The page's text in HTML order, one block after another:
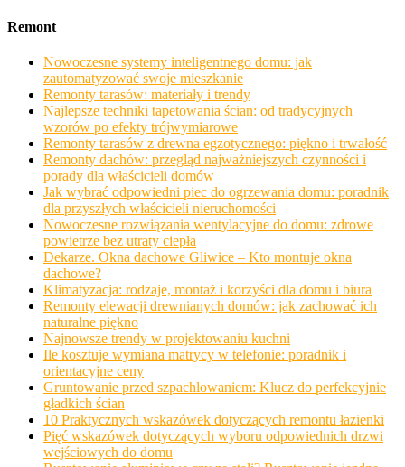
Remont
Nowoczesne systemy inteligentnego domu: jak
zautomatyzować swoje mieszkanie
Remonty tarasów: materiały i trendy
Najlepsze techniki tapetowania ścian: od tradycyjnych
wzorów po efekty trójwymiarowe
Remonty tarasów z drewna egzotycznego: piękno i trwałość
Remonty dachów: przegląd najważniejszych czynności i
porady dla właścicieli domów
Jak wybrać odpowiedni piec do ogrzewania domu: poradnik
dla przyszłych właścicieli nieruchomości
Nowoczesne rozwiązania wentylacyjne do domu: zdrowe
powietrze bez utraty ciepła
Dekarze. Okna dachowe Gliwice – Kto montuje okna
dachowe?
Klimatyzacja: rodzaje, montaż i korzyści dla domu i biura
Remonty elewacji drewnianych domów: jak zachować ich
naturalne piękno
Najnowsze trendy w projektowaniu kuchni
Ile kosztuje wymiana matrycy w telefonie: poradnik i
orientacyjne ceny
Gruntowanie przed szpachlowaniem: Klucz do perfekcyjnie
gładkich ścian
10 Praktycznych wskazówek dotyczących remontu łazienki
Pięć wskazówek dotyczących wyboru odpowiednich drzwi
wejściowych do domu